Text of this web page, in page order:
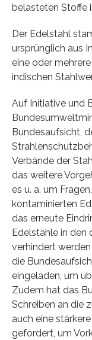
belasteten Stoffe
Der Edelstahl
ursprünglich aus
eine oder
indischen
Auf Initiative und
Bundesaufsicht,
Verbände der
das weitere
es u. a. um
kontaminierten
das erneute
Edelstähle in
verhindert
die
eingeladen, um
Zudem hat das
Schreiben an die
auch eine
gefordert, um